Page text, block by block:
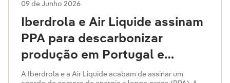
09 de Junho 2026
Iberdrola e Air Liquide assinam
PPA para descarbonizar
produção em Portugal e
Espanha
A Iberdrola e a Air Liquide acabam de assinar um